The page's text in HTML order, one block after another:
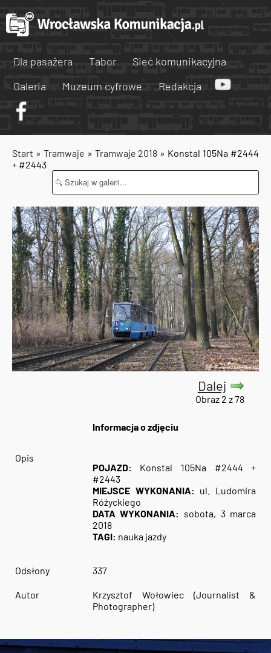
Dla pasażera Tabor
Sieć komunikacyjna
Galeria
Muzeum cyfrowe Redakcja
Start » Tramwaje » Tramwaje 2018 » Konstal 105Na #2444
+ #2443
Dalej
Obraz 2 z 78
Informacja o zdjęciu
Opis
POJAZD: Konstal 105Na #2444 +
#2443
MIEJSCE WYKONANIA: ul. Ludomira
Różyckiego
DATA WYKONANIA: sobota, 3 marca
2018
TAGI: nauka jazdy
Odsłony 337
Autor
Krzysztof Wołowiec (Journalist &
Photographer)